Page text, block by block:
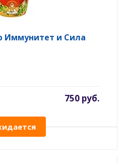
Иммунитет и Сила
750 руб.